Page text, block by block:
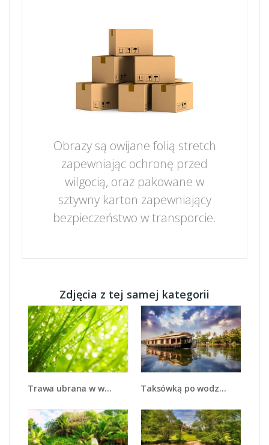
Obrazy są owijane folią stretch
zapewniając ochronę przed
wilgocią, oraz pakowane w
sztywny karton zapewniający
bezpieczeństwo w transporcie.
Zdjęcia z tej samej kategorii
Trawa ubrana w wodne korale - KN341 Taksówką po wodzie - KN1166A